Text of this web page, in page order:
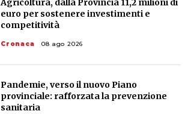
Agricoltura, dalla Provincia 11,2 milioni di
euro per sostenere investimenti e
competitività
Cronaca 08 ago 2026
Pandemie, verso il nuovo Piano
provinciale: rafforzata la prevenzione
sanitaria